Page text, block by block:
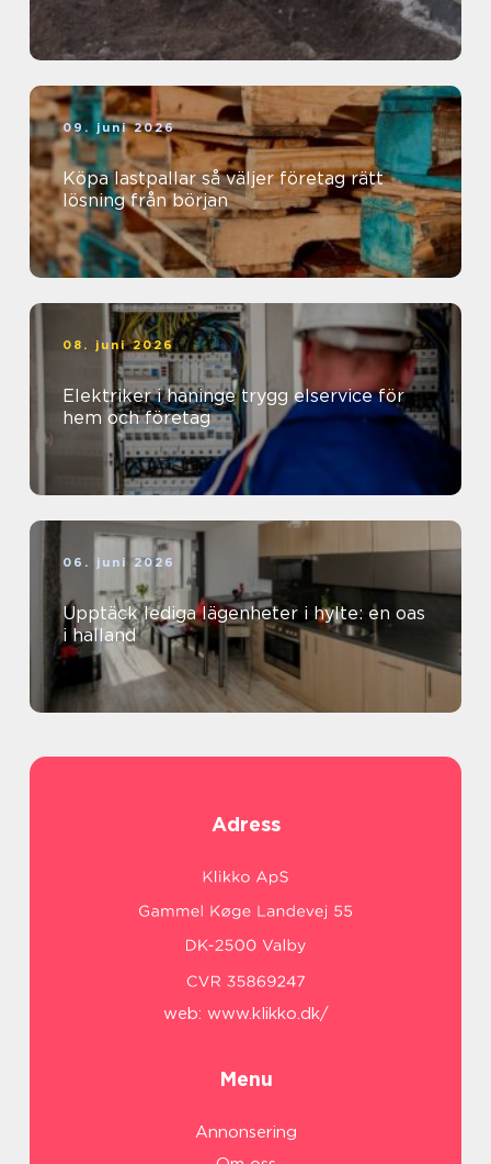
09. juni 2026
Köpa lastpallar så väljer företag rätt
lösning från början
08. juni 2026
Elektriker i haninge trygg elservice för
hem och företag
06. juni 2026
Upptäck lediga lägenheter i hylte: en oas
i halland
Adress
web: www.klikko.dk/
Menu
Annonsering